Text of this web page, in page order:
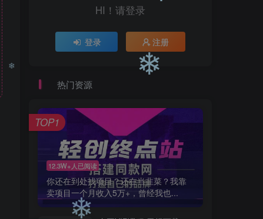
HI！请登录
登录 注册
热门资源
12.3W+人已阅读
你还在到处找项目？还在当韭菜？我靠
卖项目一个月收入5万+，曾经我也...
TOP1 ❄
❄